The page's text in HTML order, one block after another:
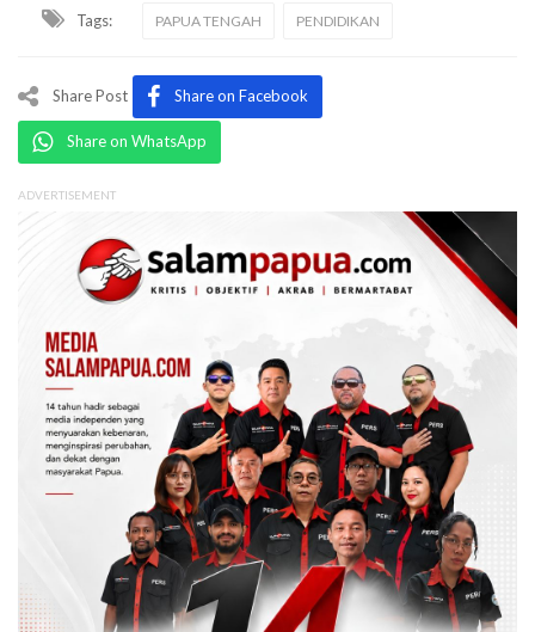
Tags: PAPUA TENGAH PENDIDIKAN
Share Post Share on Facebook
Share on WhatsApp
ADVERTISEMENT